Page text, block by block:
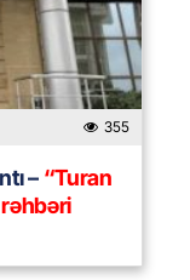
355
–“Turan